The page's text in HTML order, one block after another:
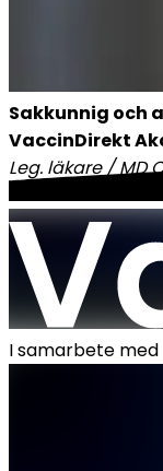
Sakkunnig och
VaccinDirekt
Leg. läkare / MD
I samarbete med